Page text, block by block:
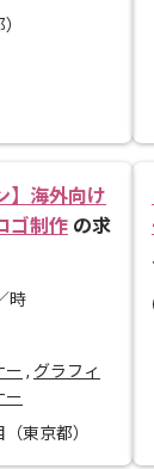
】海外向け
ゴ制作 の求
時
ー , グラフィ
ー
東京都）